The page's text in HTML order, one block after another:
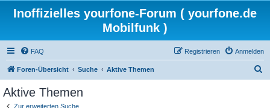
Inoffizielles yourfone-Forum ( yourfone.de
Mobilfunk )
FAQ Anmelden
Registrieren
Foren-Übersicht Suche Aktive Themen
Aktive Themen
Zur erweiterten Suche